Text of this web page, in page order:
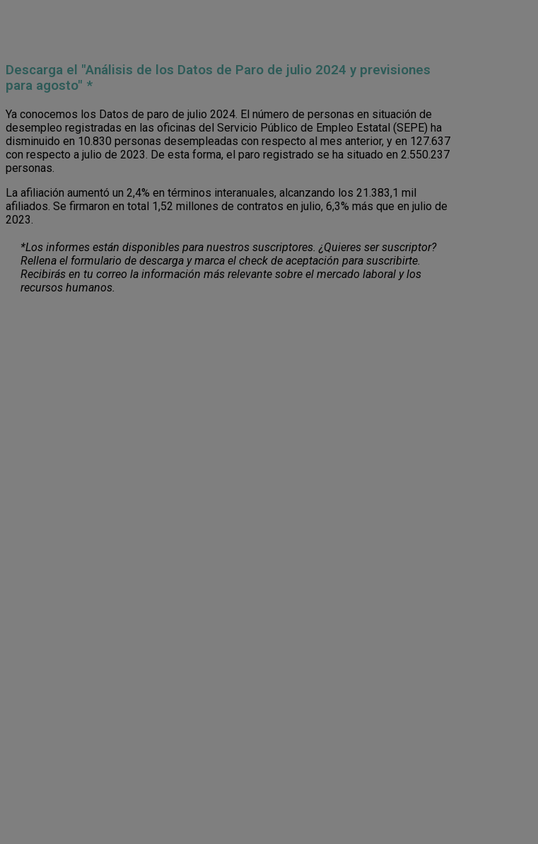
Descarga el "Análisis de los Datos de Paro de julio 2024 y previsiones
para agosto" *
Ya conocemos los Datos de paro de julio 2024. El número de personas en situación de
desempleo registradas en las oficinas del Servicio Público de Empleo Estatal (SEPE) ha
disminuido en 10.830 personas desempleadas con respecto al mes anterior, y en 127.637
con respecto a julio de 2023. De esta forma, el paro registrado se ha situado en 2.550.237
personas.
La afiliación aumentó un 2,4% en términos interanuales, alcanzando los 21.383,1 mil
afiliados. Se firmaron en total 1,52 millones de contratos en julio, 6,3% más que en julio de
2023.
*Los informes están disponibles para nuestros suscriptores. ¿Quieres ser suscriptor?
Rellena el formulario de descarga y marca el check de aceptación para suscribirte.
Recibirás en tu correo la información más relevante sobre el mercado laboral y los
recursos humanos.